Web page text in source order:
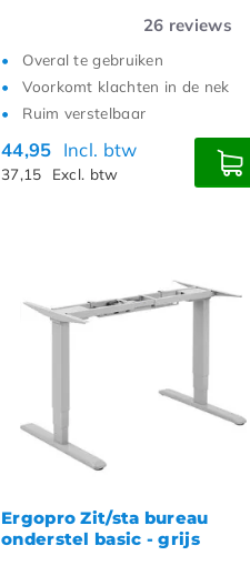
26 reviews
Overal te gebruiken
Voorkomt klachten in de nek
Ruim verstelbaar
44,95 Incl. btw
37,15 Excl. btw
Ergopro Zit/sta bureau
onderstel basic - grijs